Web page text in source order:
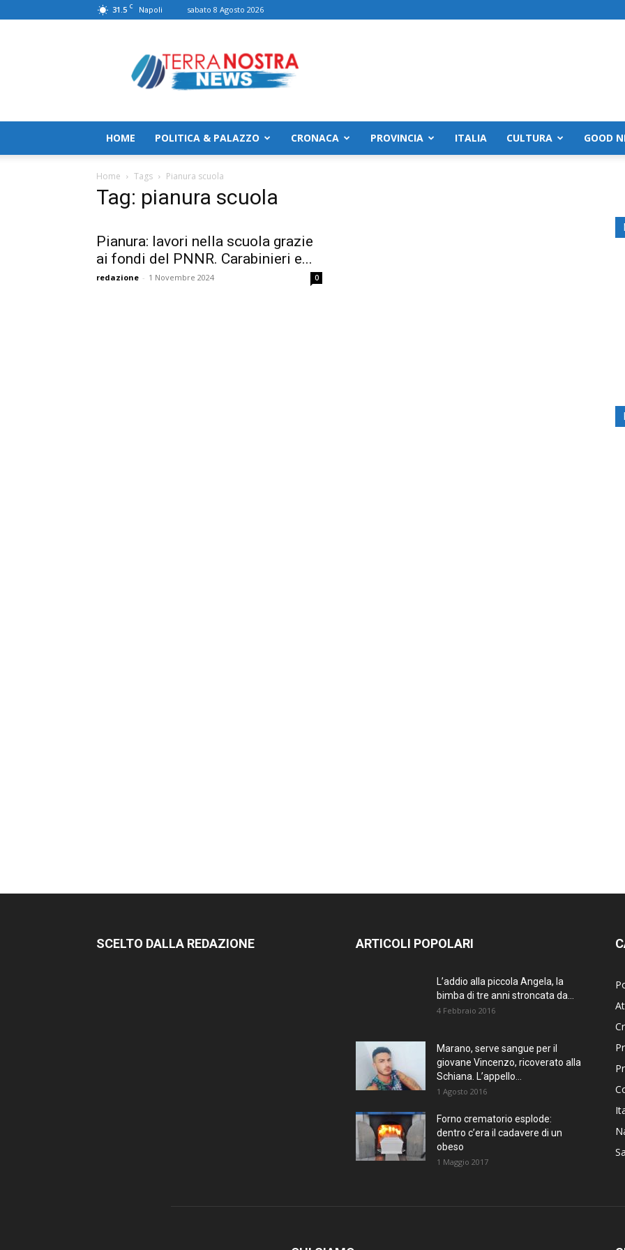
31.5 C Napoli sabato 8 Agosto 2026
HOME POLITICA & PALAZZO CRONACA PROVINCIA ITALIA CULTURA GOOD
Home Tags Pianura scuola
Tag: pianura scuola
Pianura: lavori nella scuola grazie
ai fondi del PNNR. Carabinieri e...
redazione - 1 Novembre 2024 0
SCELTO DALLA REDAZIONE ARTICOLI POPOLARI
L’addio alla piccola Angela, la
bimba di tre anni stroncata da...
4 Febbraio 2016
Marano, serve sangue per il
giovane Vincenzo, ricoverato alla
Schiana. L’appello...
1 Agosto 2016
Forno crematorio esplode:
dentro c’era il cadavere di un
obeso
1 Maggio 2017